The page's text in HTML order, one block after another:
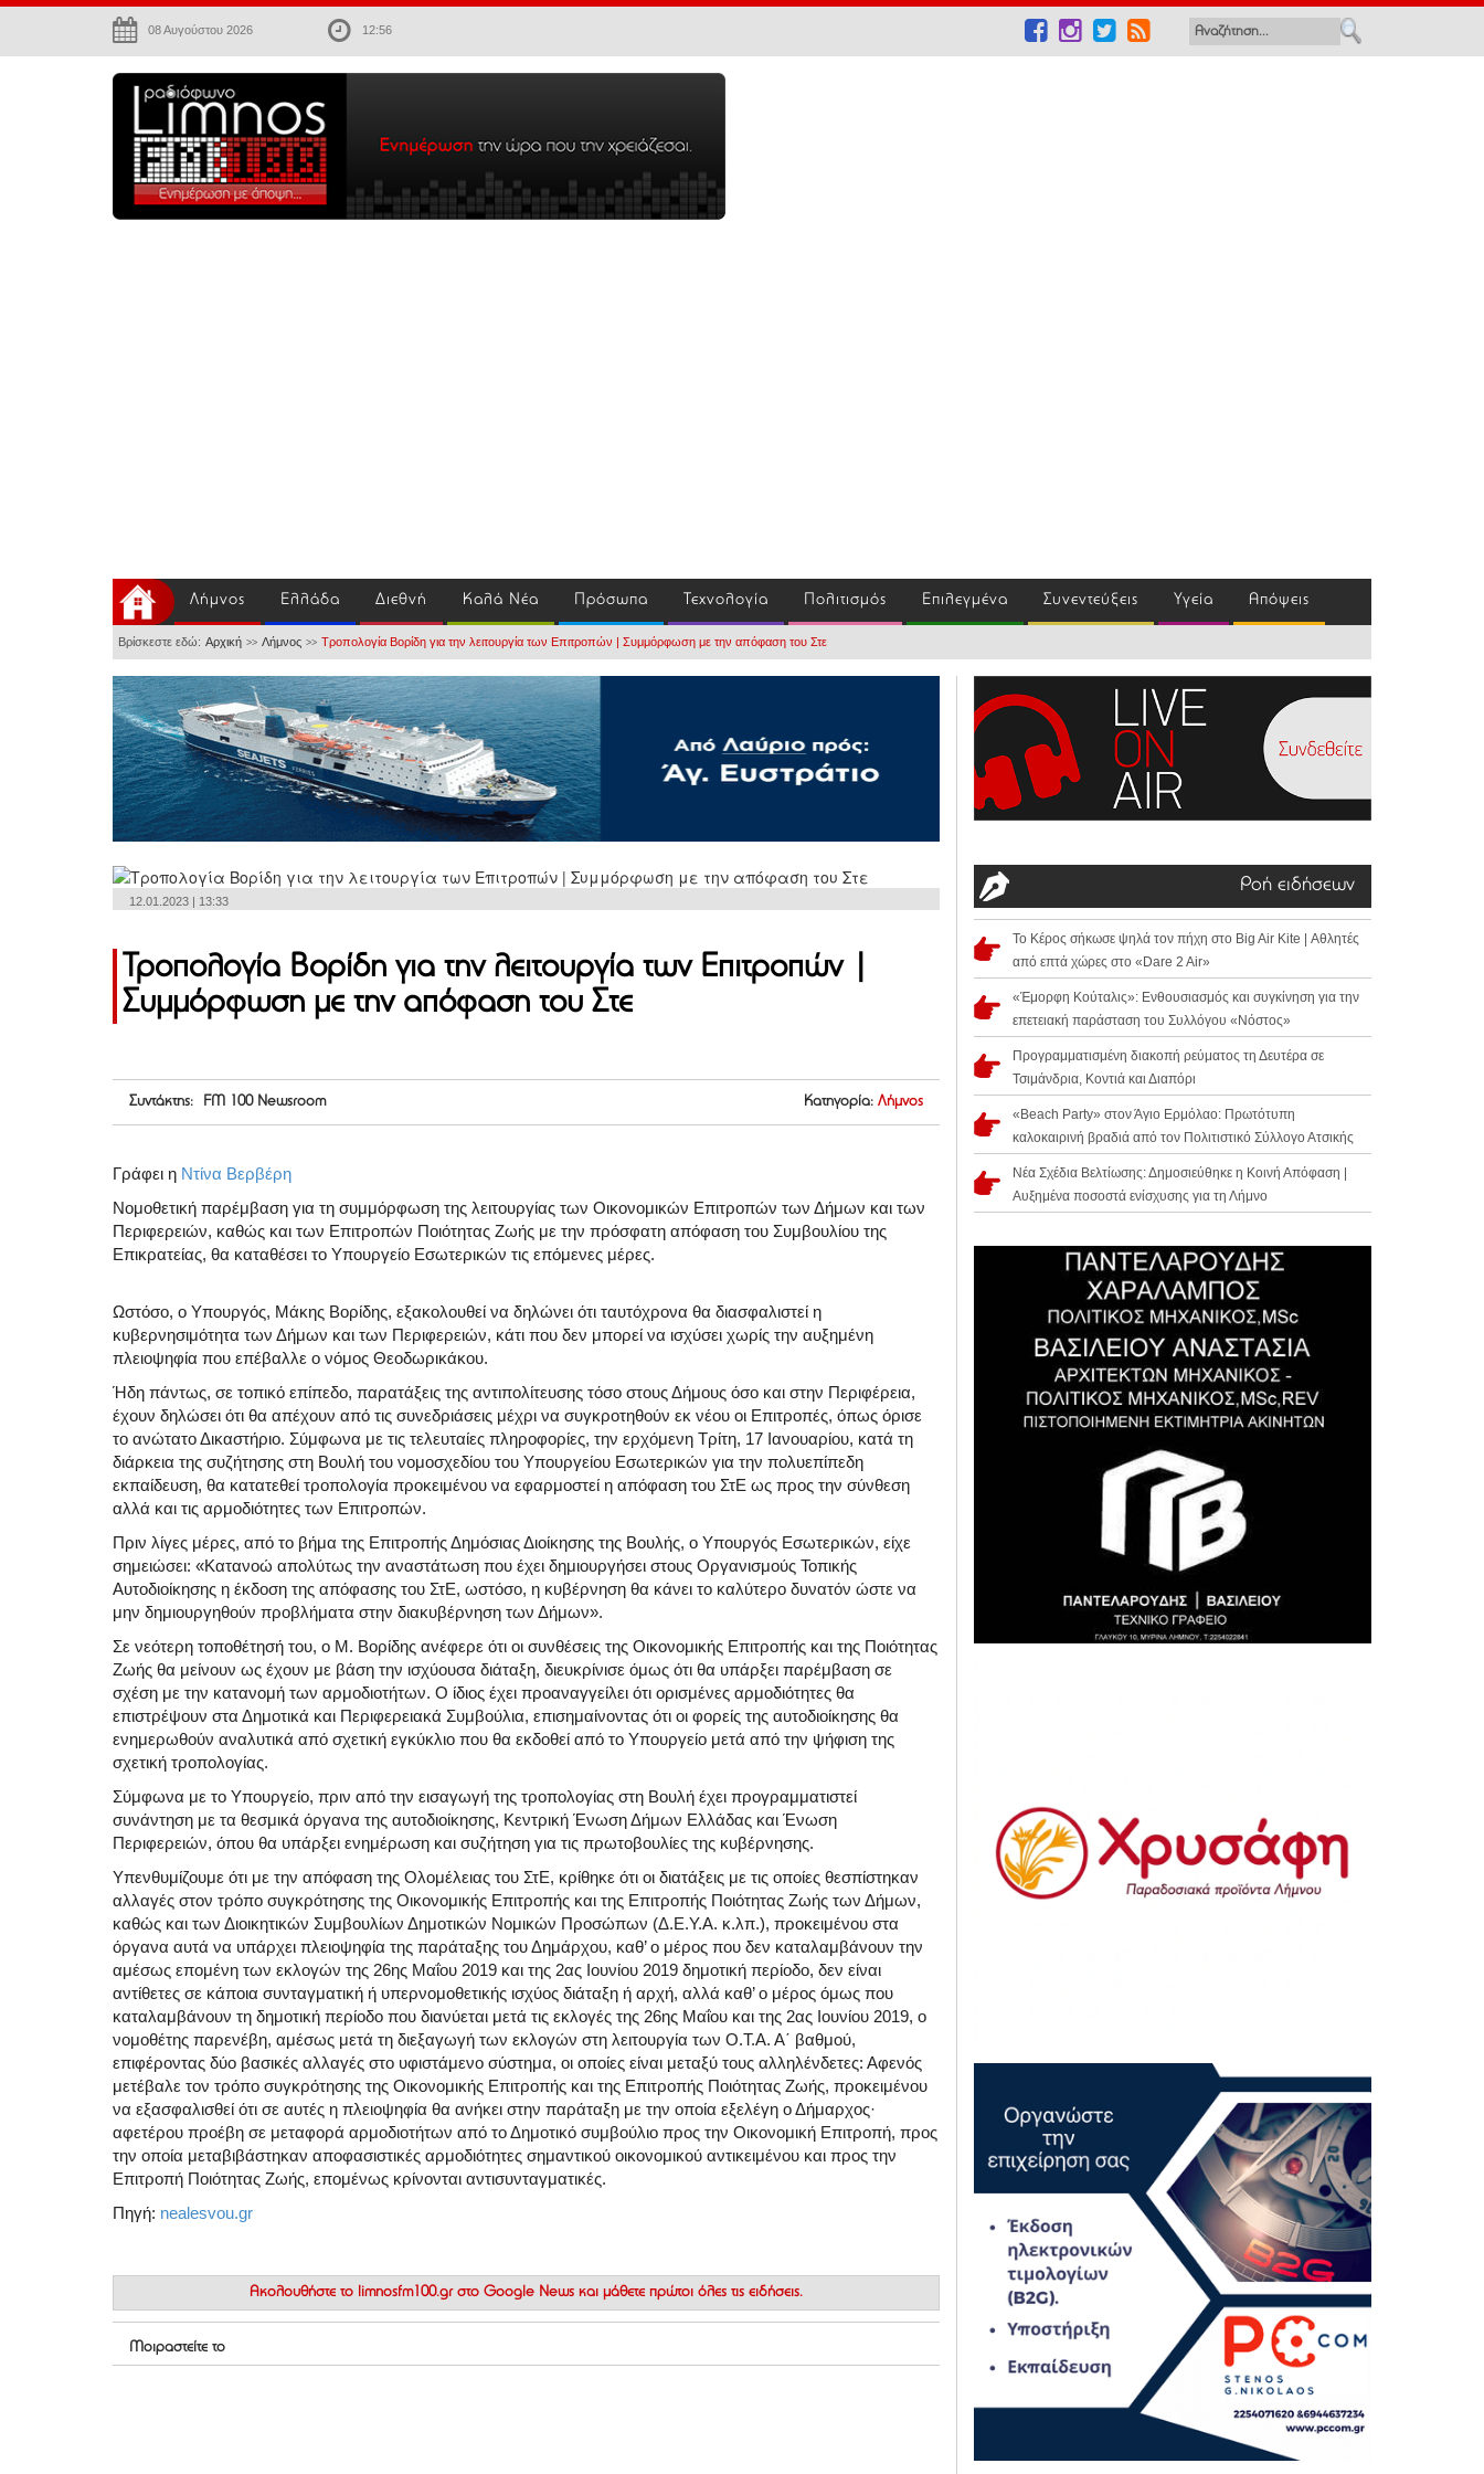
08 Αυγούστου 2026 12:56
Λήμνος Ελλάδα Διεθνή Καλά Νέα Πρόσωπα Τεχνολογία Πολιτισμός Επιλεγμένα Συνεντεύξεις Υγεία Απόψεις
Βρίσκεστε εδώ: Αρχική >> Λήμνος >> Τροπολογία Βορίδη για την λειτουργία των Επιτροπών | Συμμόρφωση με την απόφαση του Στε
12.01.2023 | 13:33
Τροπολογία Βορίδη για την λειτουργία των Επιτροπών |
Συμμόρφωση με την απόφαση του Στε
Συντάκτης: FM 100 Newsroom Κατηγορία: Λήμνος
Γράφει η Ντίνα Βερβέρη
Νομοθετική παρέμβαση για τη συμμόρφωση της λειτουργίας των Οικονομικών Επιτροπών των Δήμων και των
Περιφερειών, καθώς και των Επιτροπών Ποιότητας Ζωής με την πρόσφατη απόφαση του Συμβουλίου της
Επικρατείας, θα καταθέσει το Υπουργείο Εσωτερικών τις επόμενες μέρες.
Ωστόσο, ο Υπουργός, Μάκης Βορίδης, εξακολουθεί να δηλώνει ότι ταυτόχρονα θα διασφαλιστεί η
κυβερνησιμότητα των Δήμων και των Περιφερειών, κάτι που δεν μπορεί να ισχύσει χωρίς την αυξημένη
πλειοψηφία που επέβαλλε ο νόμος Θεοδωρικάκου.
Ήδη πάντως, σε τοπικό επίπεδο, παρατάξεις της αντιπολίτευσης τόσο στους Δήμους όσο και στην Περιφέρεια,
έχουν δηλώσει ότι θα απέχουν από τις συνεδριάσεις μέχρι να συγκροτηθούν εκ νέου οι Επιτροπές, όπως όρισε
το ανώτατο Δικαστήριο. Σύμφωνα με τις τελευταίες πληροφορίες, την ερχόμενη Τρίτη, 17 Ιανουαρίου, κατά τη
διάρκεια της συζήτησης στη Βουλή του νομοσχεδίου του Υπουργείου Εσωτερικών για την πολυεπίπεδη
εκπαίδευση, θα κατατεθεί τροπολογία προκειμένου να εφαρμοστεί η απόφαση του ΣτΕ ως προς την σύνθεση
αλλά και τις αρμοδιότητες των Επιτροπών.
Πριν λίγες μέρες, από το βήμα της Επιτροπής Δημόσιας Διοίκησης της Βουλής, ο Υπουργός Εσωτερικών, είχε
σημειώσει: «Κατανοώ απολύτως την αναστάτωση που έχει δημιουργήσει στους Οργανισμούς Τοπικής
Αυτοδιοίκησης η έκδοση της απόφασης του ΣτΕ, ωστόσο, η κυβέρνηση θα κάνει το καλύτερο δυνατόν ώστε να
μην δημιουργηθούν προβλήματα στην διακυβέρνηση των Δήμων».
Σε νεότερη τοποθέτησή του, ο Μ. Βορίδης ανέφερε ότι οι συνθέσεις της Οικονομικής Επιτροπής και της Ποιότητας
Ζωής θα μείνουν ως έχουν με βάση την ισχύουσα διάταξη, διευκρίνισε όμως ότι θα υπάρξει παρέμβαση σε
σχέση με την κατανομή των αρμοδιοτήτων. Ο ίδιος έχει προαναγγείλει ότι ορισμένες αρμοδιότητες θα
επιστρέψουν στα Δημοτικά και Περιφερειακά Συμβούλια, επισημαίνοντας ότι οι φορείς της αυτοδιοίκησης θα
ενημερωθούν αναλυτικά από σχετική εγκύκλιο που θα εκδοθεί από το Υπουργείο μετά από την ψήφιση της
σχετική τροπολογίας.
Σύμφωνα με το Υπουργείο, πριν από την εισαγωγή της τροπολογίας στη Βουλή έχει προγραμματιστεί
συνάντηση με τα θεσμικά όργανα της αυτοδιοίκησης, Κεντρική Ένωση Δήμων Ελλάδας και Ένωση
Περιφερειών, όπου θα υπάρξει ενημέρωση και συζήτηση για τις πρωτοβουλίες της κυβέρνησης.
Υπενθυμίζουμε ότι με την απόφαση της Ολομέλειας του ΣτΕ, κρίθηκε ότι οι διατάξεις με τις οποίες θεσπίστηκαν
αλλαγές στον τρόπο συγκρότησης της Οικονομικής Επιτροπής και της Επιτροπής Ποιότητας Ζωής των Δήμων,
καθώς και των Διοικητικών Συμβουλίων Δημοτικών Νομικών Προσώπων (Δ.Ε.Υ.Α. κ.λπ.), προκειμένου στα
όργανα αυτά να υπάρχει πλειοψηφία της παράταξης του Δημάρχου, καθ’ ο μέρος που δεν καταλαμβάνουν την
αμέσως επομένη των εκλογών της 26ης Μαΐου 2019 και της 2ας Ιουνίου 2019 δημοτική περίοδο, δεν είναι
αντίθετες σε κάποια συνταγματική ή υπερνομοθετικής ισχύος διάταξη ή αρχή, αλλά καθ’ ο μέρος όμως που
καταλαμβάνουν τη δημοτική περίοδο που διανύεται μετά τις εκλογές της 26ης Μαΐου και της 2ας Ιουνίου 2019, ο
νομοθέτης παρενέβη, αμέσως μετά τη διεξαγωγή των εκλογών στη λειτουργία των Ο.Τ.Α. Α΄ βαθμού,
επιφέροντας δύο βασικές αλλαγές στο υφιστάμενο σύστημα, οι οποίες είναι μεταξύ τους αλληλένδετες: Αφενός
μετέβαλε τον τρόπο συγκρότησης της Οικονομικής Επιτροπής και της Επιτροπής Ποιότητας Ζωής, προκειμένου
να εξασφαλισθεί ότι σε αυτές η πλειοψηφία θα ανήκει στην παράταξη με την οποία εξελέγη ο Δήμαρχος·
αφετέρου προέβη σε μεταφορά αρμοδιοτήτων από το Δημοτικό συμβούλιο προς την Οικονομική Επιτροπή, προς
την οποία μεταβιβάστηκαν αποφασιστικές αρμοδιότητες σημαντικού οικονομικού αντικειμένου και προς την
Επιτροπή Ποιότητας Ζωής, επομένως κρίνονται αντισυνταγματικές.
Πηγή: nealesvou.gr
Ακολουθήστε το limnosfm100.gr στο Google News και μάθετε πρώτοι όλες τις ειδήσεις.
Μοιραστείτε το
Ροή ειδήσεων
Το Κέρος σήκωσε ψηλά τον πήχη στο Big Air Kite | Αθλητές
από επτά χώρες στο «Dare 2 Air»
«Έμορφη Κούταλις»: Ενθουσιασμός και συγκίνηση για την
επετειακή παράσταση του Συλλόγου «Νόστος»
Προγραμματισμένη διακοπή ρεύματος τη Δευτέρα σε
Τσιμάνδρια, Κοντιά και Διαπόρι
«Beach Party» στον Άγιο Ερμόλαο: Πρωτότυπη
καλοκαιρινή βραδιά από τον Πολιτιστικό Σύλλογο Ατσικής
Νέα Σχέδια Βελτίωσης: Δημοσιεύθηκε η Κοινή Απόφαση |
Αυξημένα ποσοστά ενίσχυσης για τη Λήμνο